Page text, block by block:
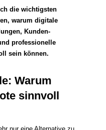
die wichtigsten
warum digitale
Kunden-
professionelle
sein können.
Warum
sinnvoll